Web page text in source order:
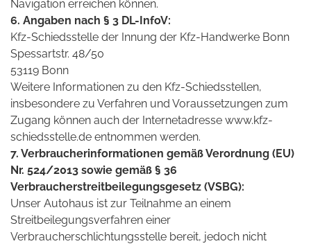
Navigation erreichen können.
6. Angaben nach § 3 DL-InfoV:
Kfz-Schiedsstelle der Innung der Kfz-Handwerke Bonn
Spessartstr. 48/50
53119 Bonn
Weitere Informationen zu den Kfz-Schiedsstellen,
insbesondere zu Verfahren und Voraussetzungen zum
Zugang können auch der Internetadresse www.kfz-
schiedsstelle.de entnommen werden.
7. Verbraucherinformationen gemäß Verordnung (EU)
Nr. 524/2013 sowie gemäß § 36
Verbraucherstreitbeilegungsgesetz (VSBG):
Unser Autohaus ist zur Teilnahme an einem
Streitbeilegungsverfahren einer
Verbraucherschlichtungsstelle bereit, jedoch nicht